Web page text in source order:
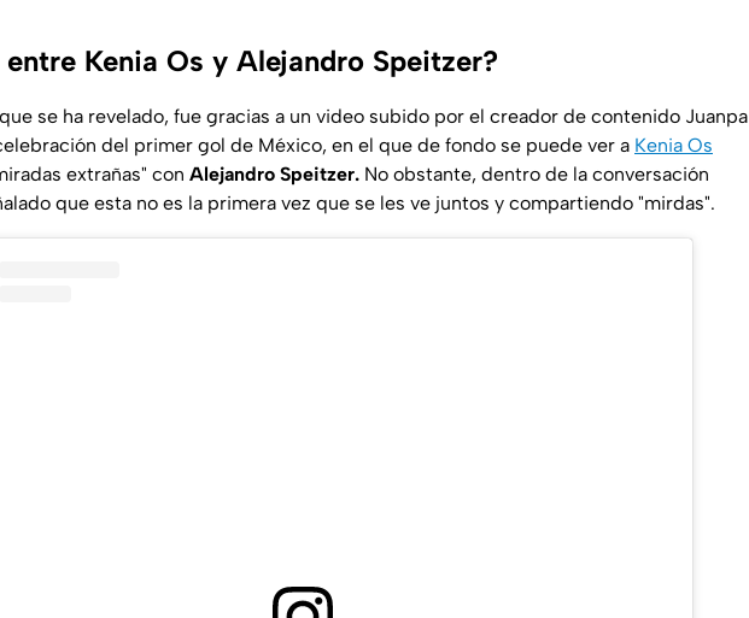
entre Kenia Os y Alejandro Speitzer?
se ha revelado, fue gracias a un video subido por el creador de contenido Juanpa
del primer gol de México, en el que de fondo se puede ver a Kenia Os
extrañas" con Alejandro Speitzer. No obstante, dentro de la conversación
que esta no es la primera vez que se les ve juntos y compartiendo "mirdas".